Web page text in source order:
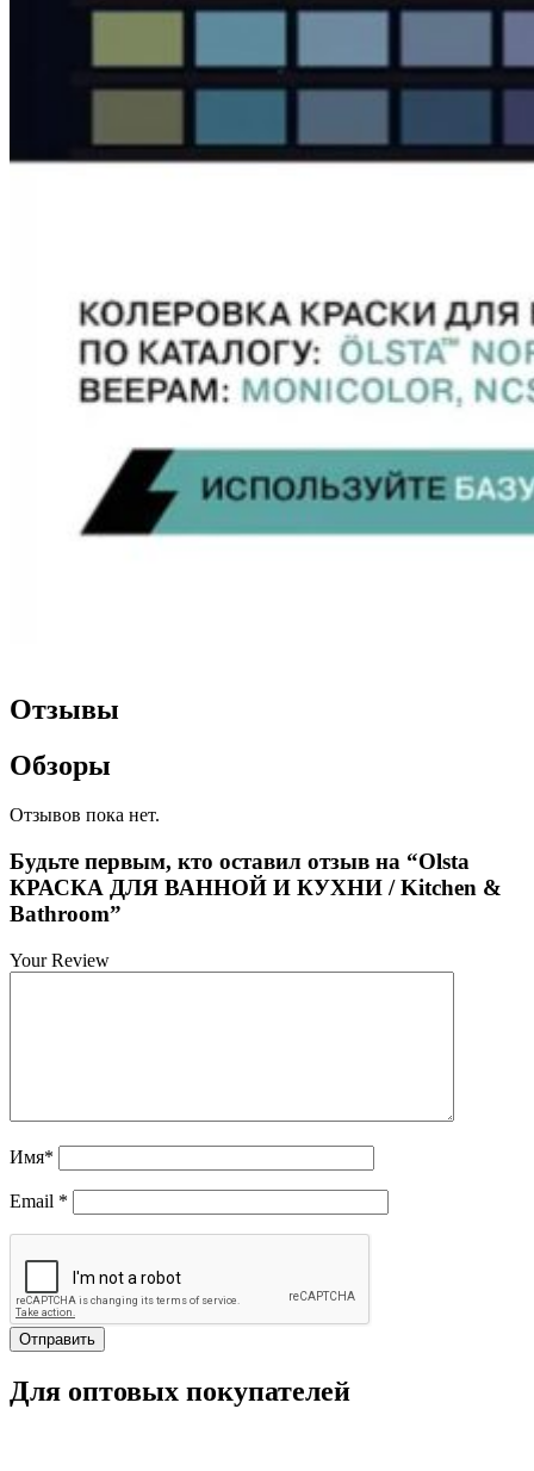
Отзывы
Обзоры
Отзывов пока нет.
Будьте первым, кто оставил отзыв на “Olsta
КРАСКА ДЛЯ ВАННОЙ И КУХНИ / Kitchen &
Bathroom”
Your Review
Имя*
Email *
Для оптовых покупателей